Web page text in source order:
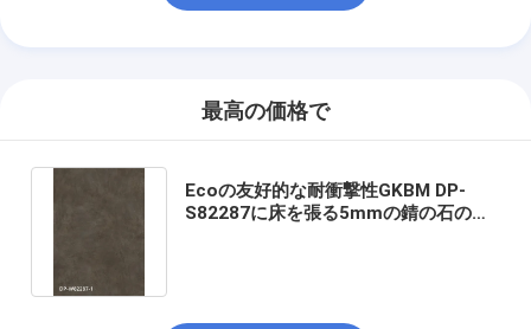
最高の価格で
Ecoの友好的な耐衝撃性GKBM DP-
S82287に床を張る5mmの錆の石のプ